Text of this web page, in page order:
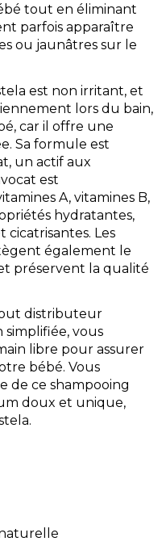
tout en éliminant
parfois apparaître
ou jaunâtres sur le
est non irritant, et
lors du bain,
car il offre une
Sa formule est
un actif aux
est
A, vitamines B,
hydratantes,
cicatrisantes. Les
également le
préservent la qualité
distributeur
vous
libre pour assurer
bébé. Vous
de ce shampooing
doux et unique,